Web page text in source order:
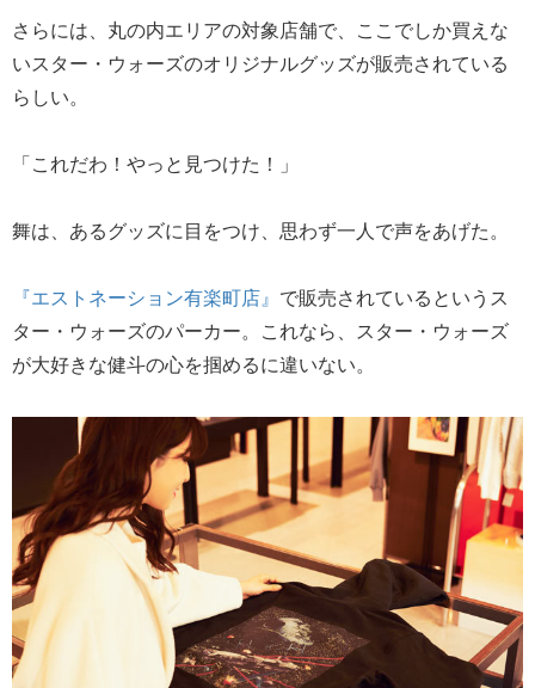
さらには、丸の内エリアの対象店舗で、ここでしか買えな
いスター・ウォーズのオリジナルグッズが販売されている
らしい。
「これだわ！やっと見つけた！」
舞は、あるグッズに目をつけ、思わず一人で声をあげた。
『エストネーション有楽町店』 で販売されているというス
ター・ウォーズのパーカー。これなら、スター・ウォーズ
が大好きな健斗の心を掴めるに違いない。